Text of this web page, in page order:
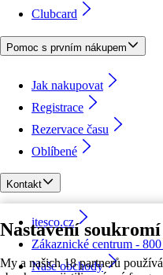
Nastavení
My a našich 18 partnerů
Clubcard
Pomoc s prvním nákupem
Jak nakupovat
Registrace
Rezervace času
Oblíbené
Kontakt
itesco.cz
Zákaznické centrum -
Naše obchody